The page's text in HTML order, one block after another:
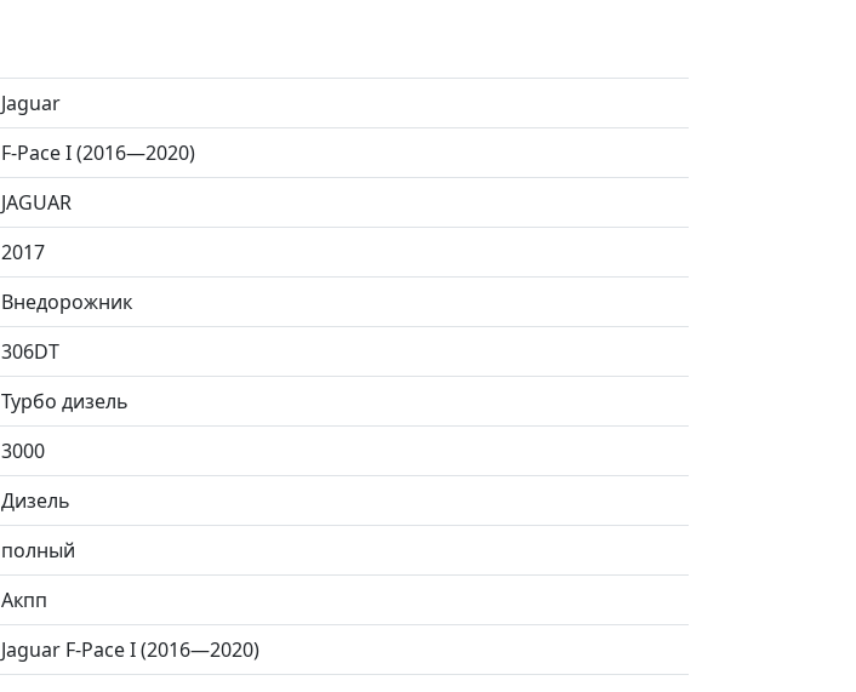
Jaguar
F-Pace I (2016—2020)
JAGUAR
2017
Внедорожник
306DT
Турбо дизель
3000
Дизель
полный
Акпп
Jaguar F-Pace I (2016—2020)